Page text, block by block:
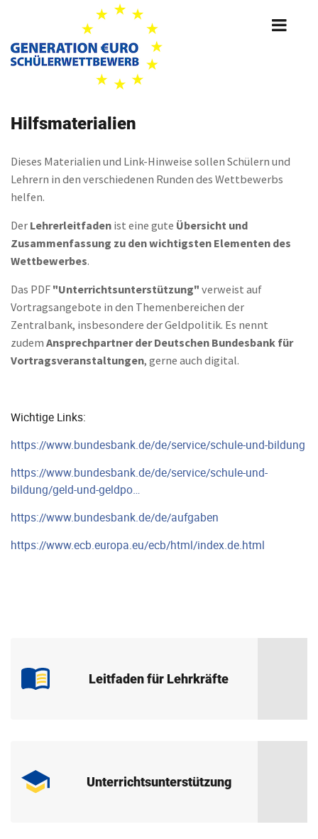
main
content
Hilfsmaterialien
Dieses Materialien und Link-Hinweise sollen Schülern und
Lehrern in den verschiedenen Runden des Wettbewerbs
helfen.
Der Lehrerleitfaden ist eine gute Übersicht und
Zusammenfassung zu den wichtigsten Elementen des
Wettbewerbes.
Das PDF "Unterrichtsunterstützung" verweist auf
Vortragsangebote in den Themenbereichen der
Zentralbank, insbesondere der Geldpolitik. Es nennt
zudem Ansprechpartner der Deutschen Bundesbank für
Vortragsveranstaltungen, gerne auch digital.
Wichtige Links:
https://www.bundesbank.de/de/service/schule-und-bildung
https://www.bundesbank.de/de/service/schule-und-
bildung/geld-und-geldpo…
https://www.bundesbank.de/de/aufgaben
https://www.ecb.europa.eu/ecb/html/index.de.html
Leitfaden für Lehrkräfte
Unterrichtsunterstützung